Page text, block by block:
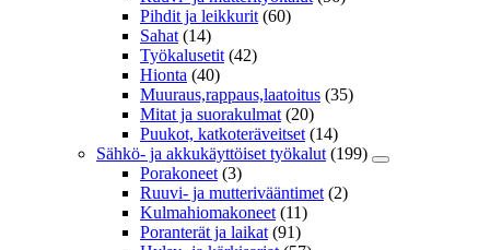
Pihdit ja leikkurit (60)
Sahat (14)
Työkalusetit (42)
Hionta (40)
Muuraus,rappaus,laatoitus (35)
Mitat ja suorakulmat (20)
Puukot, katkoteräveitset (14)
Sähkö- ja akkukäyttöiset työkalut (199)
Porakoneet (3)
Ruuvi- ja mutterivääntimet (2)
Kulmahiomakoneet (11)
Poranterät ja laikat (91)